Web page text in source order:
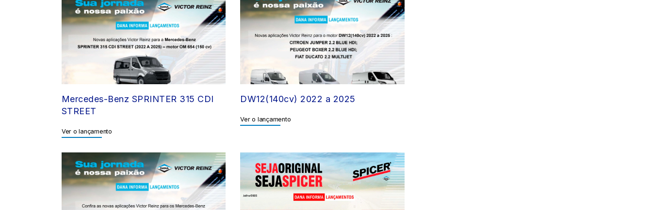
Mercedes-Benz SPRINTER 315 CDI
STREET
Ver o lançamento
DW12(140cv) 2022 a 2025
Ver o lançamento